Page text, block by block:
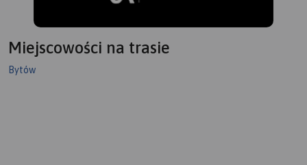
Miejscowości na trasie
Bytów